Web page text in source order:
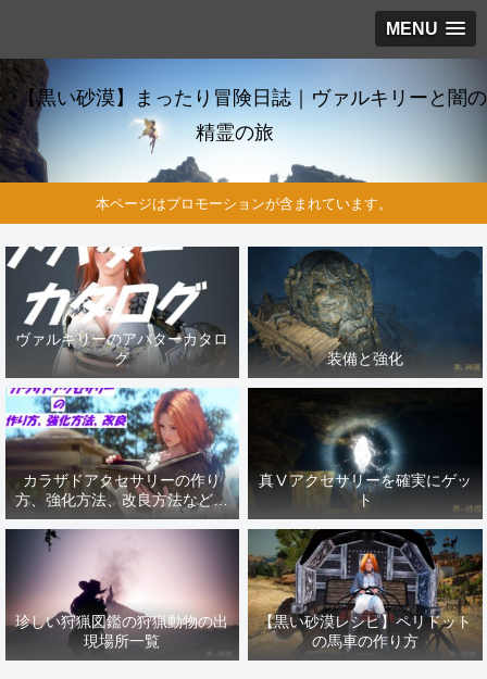
MENU
【黒い砂漠】まったり冒険日誌｜ヴァルキリーと闇の
精霊の旅
本ページはプロモーションが含まれています。
ヴァルキリーのアバターカタロ
グ
装備と強化
カラザドアクセサリーの作り
方、強化方法、改良方法などま
とめ【黒い砂漠冒険日誌１４１
真Ⅴアクセサリーを確実にゲッ
ト
珍しい狩猟図鑑の狩猟動物の出
現場所一覧
【黒い砂漠レシピ】ペリドット
の馬車の作り方